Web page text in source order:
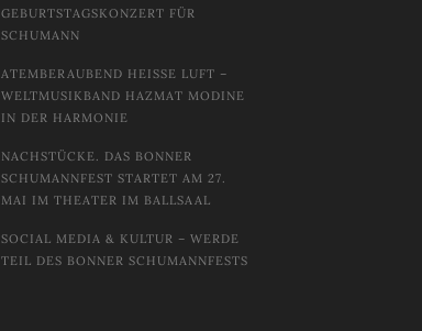
GEBURTSTAGSKONZERT FÜR
SCHUMANN
ATEMBERAUBEND HEISSE LUFT – W
ELTMUSIKBAND HAZMAT MODINE I
N DER HARMONIE
NACHSTÜCKE. DAS BONNER
SCHUMANNFEST STARTET AM 27.
MAI IM THEATER IM BALLSAAL
SOCIAL MEDIA & KULTUR – WERDE
TEIL DES BONNER SCHUMANNFESTS